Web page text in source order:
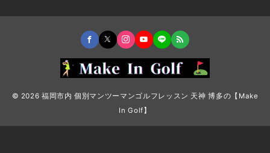
© 2026 福岡市内 個別マンツーマンゴルフレッスン 天神 博多の【Make
In Golf】